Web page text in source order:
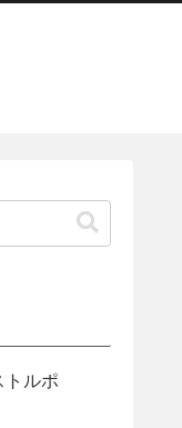
トルポ